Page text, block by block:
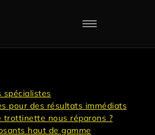
spécialistes
pour des résultats immédiats
trottinette nous réparons ?
haut de gamme